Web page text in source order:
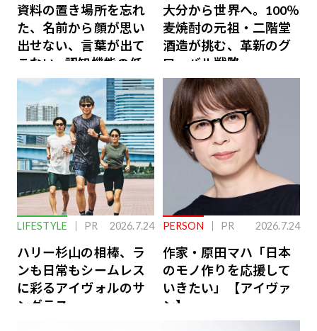
資料の置き場所を忘れ
た、名前から顔が思い
出せない、言葉が出て
こない…認知機能の低
下を救う、脳のインナ
ーケアとは
大分から世界へ。100％
麦焼酎の元祖・二階堂
酒造が挑む、革新のグ
ローバル戦略
LIFESTYLE PR 2026.7.24
ハリー杉山の相棒、ラ
ンも日常もシームレス
に彩るアイヴォルのサ
ングラス
PERSON PR 2026.7.24
作家・原田マハ「日本
のモノ作りを応援して
いきたい」【アイヴァ
ン】